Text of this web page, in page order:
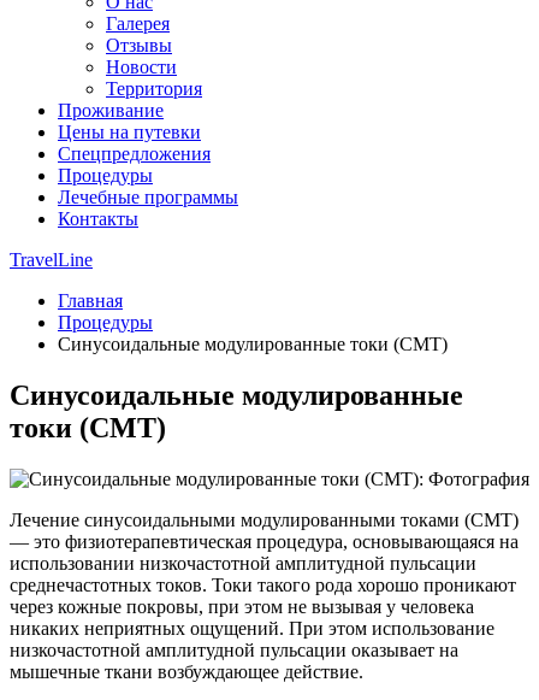
Галерея
Отзывы
Новости
Территория
Проживание
Цены на путевки
Спецпредложения
Процедуры
Лечебные программы
Контакты
TravelLine
Главная
Процедуры
Синусоидальные модулированные токи (СМТ)
Синусоидальные модулированные
токи (СМТ)
Лечение синусоидальными модулированными токами (СМТ)
— это физиотерапевтическая процедура, основывающаяся на
использовании низкочастотной амплитудной пульсации
среднечастотных токов. Токи такого рода хорошо проникают
через кожные покровы, при этом не вызывая у человека
никаких неприятных ощущений. При этом использование
низкочастотной амплитудной пульсации оказывает на
мышечные ткани возбуждающее действие.